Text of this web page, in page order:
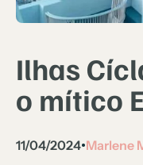
Ilhas
o mítico
11/04/2024•Marlene